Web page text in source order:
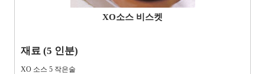
XO소스 비스켓
재료 (5 인분)
XO 소스 5 작은술